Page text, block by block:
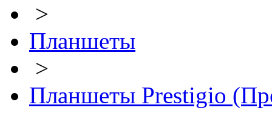
>
Планшеты
>
Планшеты Prestigio